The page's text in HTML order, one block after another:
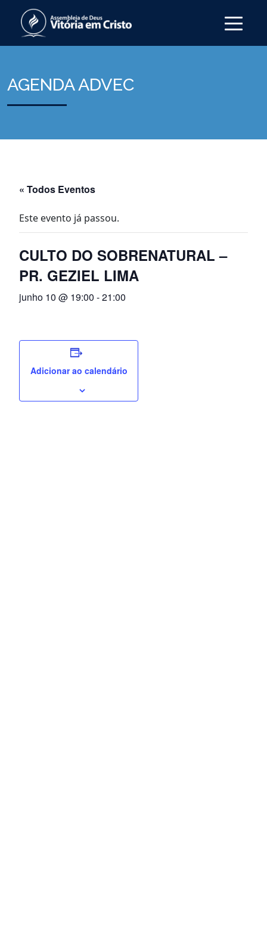
AGENDA ADVEC
« Todos Eventos
Este evento já passou.
CULTO DO SOBRENATURAL –
PR. GEZIEL LIMA
junho 10 @ 19:00 -21:00
Adicionar ao calendário